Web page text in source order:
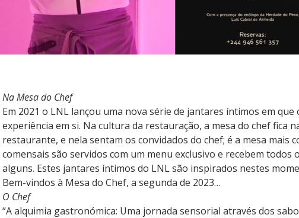
Na Mesa do Chef
Em 2021 o LNL lançou uma nova série de jantares íntimos em que
experiência em si. Na cultura da restauração, a mesa do chef fica
restaurante, e nela sentam os convidados do chef; é a mesa mais
comensais são servidos com um menu exclusivo e recebem todos
alguns. Estes jantares íntimos do LNL são inspirados nestes
Bem-vindos à Mesa do Chef, a segunda de 2023…
O Chef
“A alquimia gastronómica: Uma jornada sensorial através dos